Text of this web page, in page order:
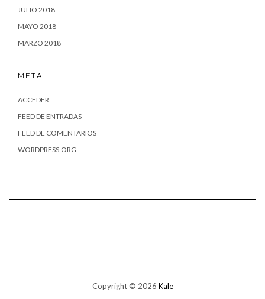
JULIO 2018
MAYO 2018
MARZO 2018
META
ACCEDER
FEED DE ENTRADAS
FEED DE COMENTARIOS
WORDPRESS.ORG
Copyright © 2026 Kale